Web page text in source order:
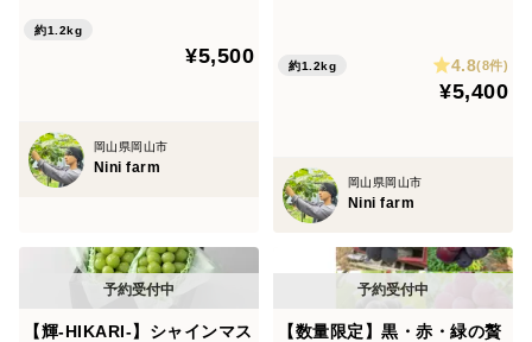
1人で食べるのに程よい量、葡萄好きには少しもの足り
標準的なサイズ、粒の大きさは安定。
・600g×2（1.2kg）
ボリューム満点、粒は大きくなりやすい。
・700g以上の房
見栄えのインパクト大、食べるのがもったいない。
葡萄の大きさが大きくなるほど、粒は大きくなりやすい
用 熨斗対応可
約1.2kg
¥5,500
岡山県岡山市
Nini farm
ギフト】
約1.2kg 4.8(8件)
¥5,400
岡山県岡山市
Nini farm
【輝-HIKARI-】シャインマス
【数量限定】黒・赤・緑の贅